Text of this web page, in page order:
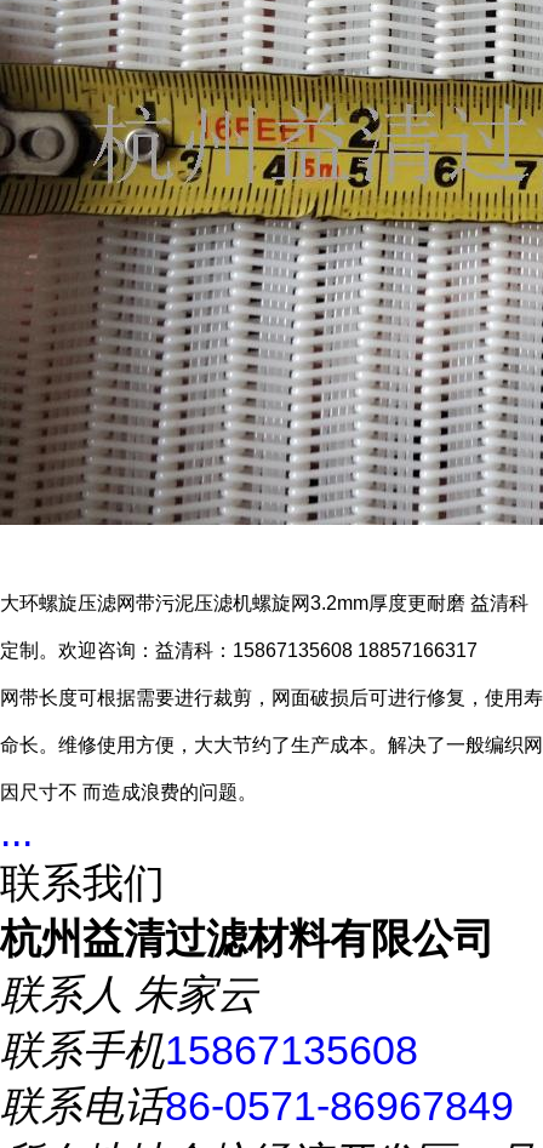
大环螺旋压滤网带污泥压滤机螺旋网3.2mm厚度更耐磨 益清科
定制。欢迎咨询：益清科：15867135608 18857166317
网带长度可根据需要进行裁剪，网面破损后可进行修复，使用寿
命长。 维修使用方便，大大节约了生产成本。解决了一般编织网
因尺寸不 而造成浪费的问题。
...
联系我们
杭州益清过滤材料有限公司
联系人 朱家云
联系手机15867135608
联系电话86-0571-86967849